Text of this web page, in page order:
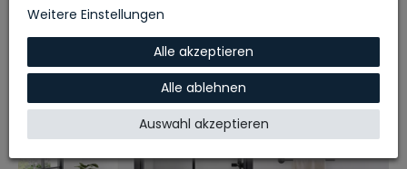
Weitere Einstellungen
Alle akzeptieren
Alle ablehnen
Auswahl akzeptieren